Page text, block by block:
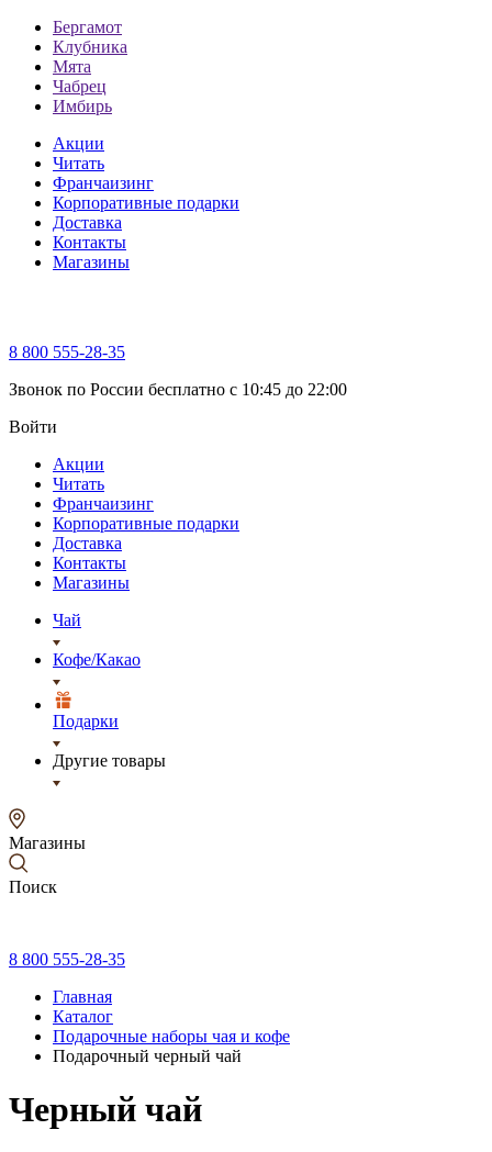
Бергамот
Клубника
Мята
Чабрец
Имбирь
Акции
Читать
Франчаизинг
Корпоративные подарки
Доставка
Контакты
Магазины
8 800 555-28-35
Звонок по России бесплатно c 10:45 до 22:00
Войти
Акции
Читать
Франчаизинг
Корпоративные подарки
Доставка
Контакты
Магазины
Чай
Кофе/Какао
Подарки
Другие товары
Магазины
Поиск
8 800 555-28-35
Главная
Каталог
Подарочные наборы чая и кофе
Подарочный черный чай
Черный чай